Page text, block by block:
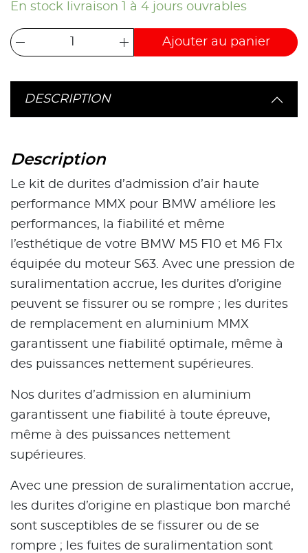
En stock livraison 1 à 4 jours ouvrables
Ajouter au panier
DESCRIPTION
Description
Le kit de durites d’admission d’air haute
performance MMX pour BMW améliore les
performances, la fiabilité et même
l’esthétique de votre BMW M5 F10 et M6 F1x
équipée du moteur S63. Avec une pression de
suralimentation accrue, les durites d’origine
peuvent se fissurer ou se rompre ; les durites
de remplacement en aluminium MMX
garantissent une fiabilité optimale, même à
des puissances nettement supérieures.
Nos durites d’admission en aluminium
garantissent une fiabilité à toute épreuve,
même à des puissances nettement
supérieures.
Avec une pression de suralimentation accrue,
les durites d’origine en plastique bon marché
sont susceptibles de se fissurer ou de se
rompre ; les fuites de suralimentation sont